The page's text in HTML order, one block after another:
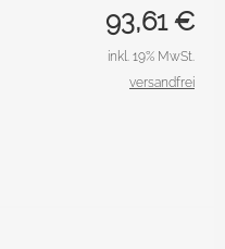
93,61€
inkl. 19% MwSt.
versandfrei